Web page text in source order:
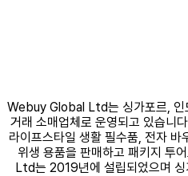
Webuy Global Ltd는 싱가포르, 인
거래 소매업체로 운영되고 있습니
라이프스타일 생활 필수품, 전자 바
위생 용품을 판매하고 패키지 투
Ltd는 2019년에 설립되었으며 싱